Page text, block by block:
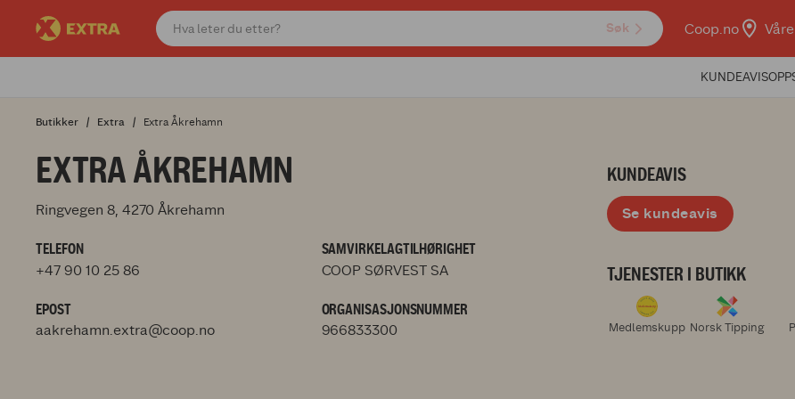
Søk Coop.no
KUNDEAVIS
Butikker Extra Extra Åkrehamn
EXTRA ÅKREHAMN
Ringvegen 8, 4270 Åkrehamn
TELEFON
+47 90 10 25 86
EPOST
aakrehamn.extra@coop.no
SAMVIRKELAGTILHØRIGHET
COOP SØRVEST SA
ORGANISASJONSNUMMER
966833300
KUNDEAVIS
Se kundeavis
TJENESTER I BUTIKK
Medlemskupp Norsk Tipping